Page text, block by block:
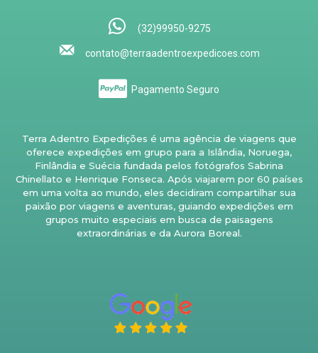
(32)99950-9275
contato@terraadentroexpedicoes.com
Pagamento Seguro
Terra Adentro Expedições é uma agência de viagens que
oferece expedições em grupo para a Islândia, Noruega,
Finlândia e Suécia fundada pelos fotógrafos Sabrina
Chinellato e Henrique Fonseca. Após viajarem por 60 países
em uma volta ao mundo, eles decidiram compartilhar sua
paixão por viagens e aventuras, guiando expedições em
grupos muito especiais em busca de paisagens
extraordinárias e da Aurora Boreal.